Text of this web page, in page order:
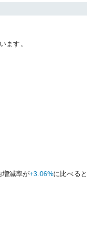
ます。
増減率が+3.06%に比べると